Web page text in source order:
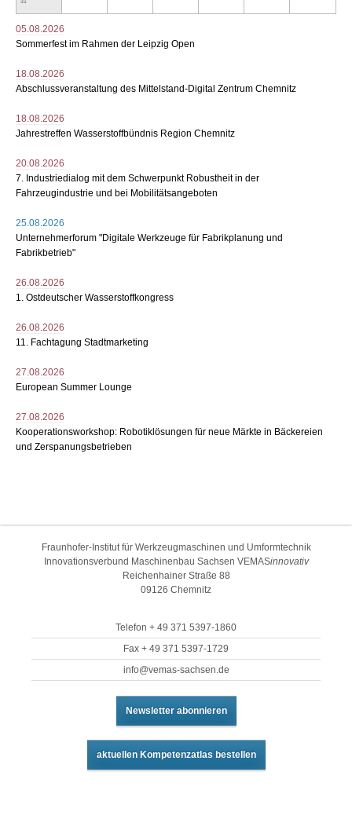
05.08.2026
Sommerfest im Rahmen der Leipzig Open
18.08.2026
Abschlussveranstaltung des Mittelstand-Digital Zentrum Chemnitz
18.08.2026
Jahrestreffen Wasserstoffbündnis Region Chemnitz
20.08.2026
7. Industriedialog mit dem Schwerpunkt Robustheit in der
Fahrzeugindustrie und bei Mobilitätsangeboten
25.08.2026
Unternehmerforum "Digitale Werkzeuge für Fabrikplanung und
Fabrikbetrieb"
26.08.2026
1. Ostdeutscher Wasserstoffkongress
26.08.2026
11. Fachtagung Stadtmarketing
27.08.2026
European Summer Lounge
27.08.2026
Kooperationsworkshop: Robotiklösungen für neue Märkte in Bäckereien
und Zerspanungsbetrieben
Fraunhofer-Institut für Werkzeugmaschinen und Umformtechnik
Innovationsverbund Maschinenbau Sachsen VEMASinnovativ
Reichenhainer Straße 88
09126 Chemnitz
Telefon + 49 371 5397-1860
Fax + 49 371 5397-1729
info@vemas-sachsen.de
Newsletter abonnieren
aktuellen Kompetenzatlas bestellen